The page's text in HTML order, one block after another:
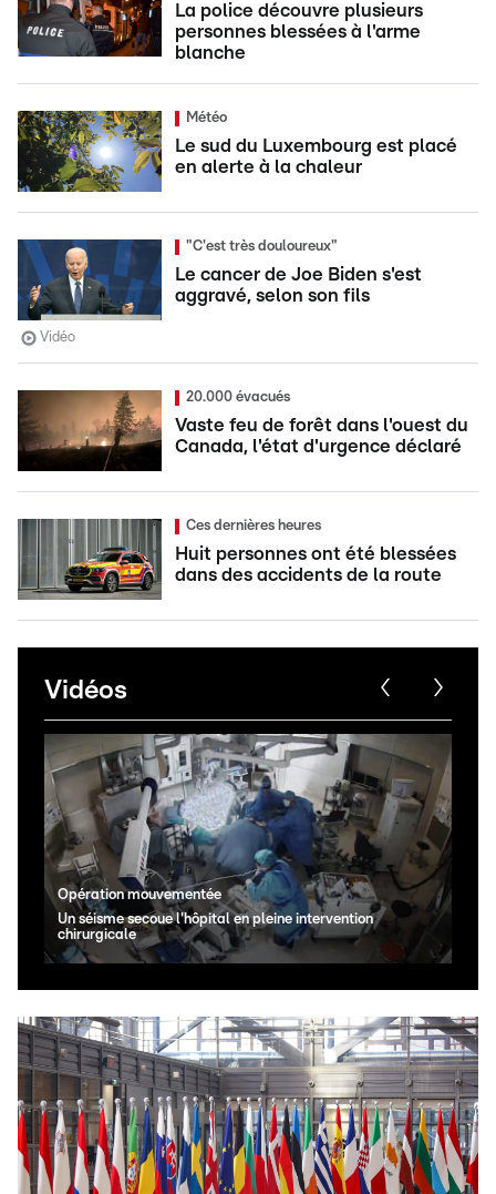
La police découvre plusieurs
personnes blessées à l'arme
blanche
Météo
Le sud du Luxembourg est placé
en alerte à la chaleur
"C'est très douloureux"
Le cancer de Joe Biden s'est
aggravé, selon son fils
Vidéo
20.000 évacués
Vaste feu de forêt dans l'ouest du
Canada, l'état d'urgence déclaré
Ces dernières heures
Huit personnes ont été blessées
dans des accidents de la route
Vidéos
Opération mouvementée
Un séisme secoue l'hôpital en pleine intervention
chirurgicale